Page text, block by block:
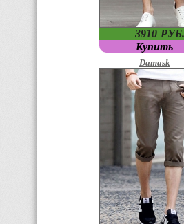
Купить
3910 PУБ.
Damask